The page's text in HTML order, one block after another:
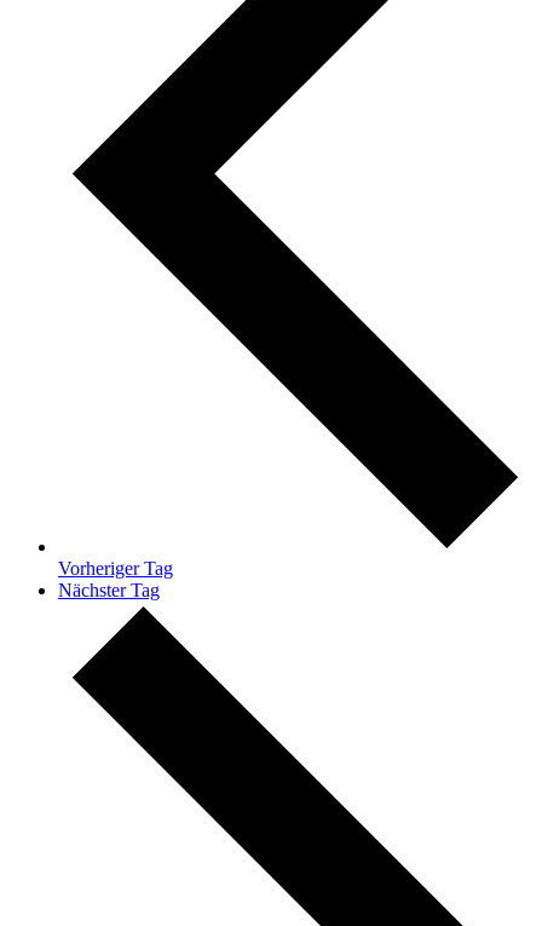
Vorheriger Tag
Nächster Tag